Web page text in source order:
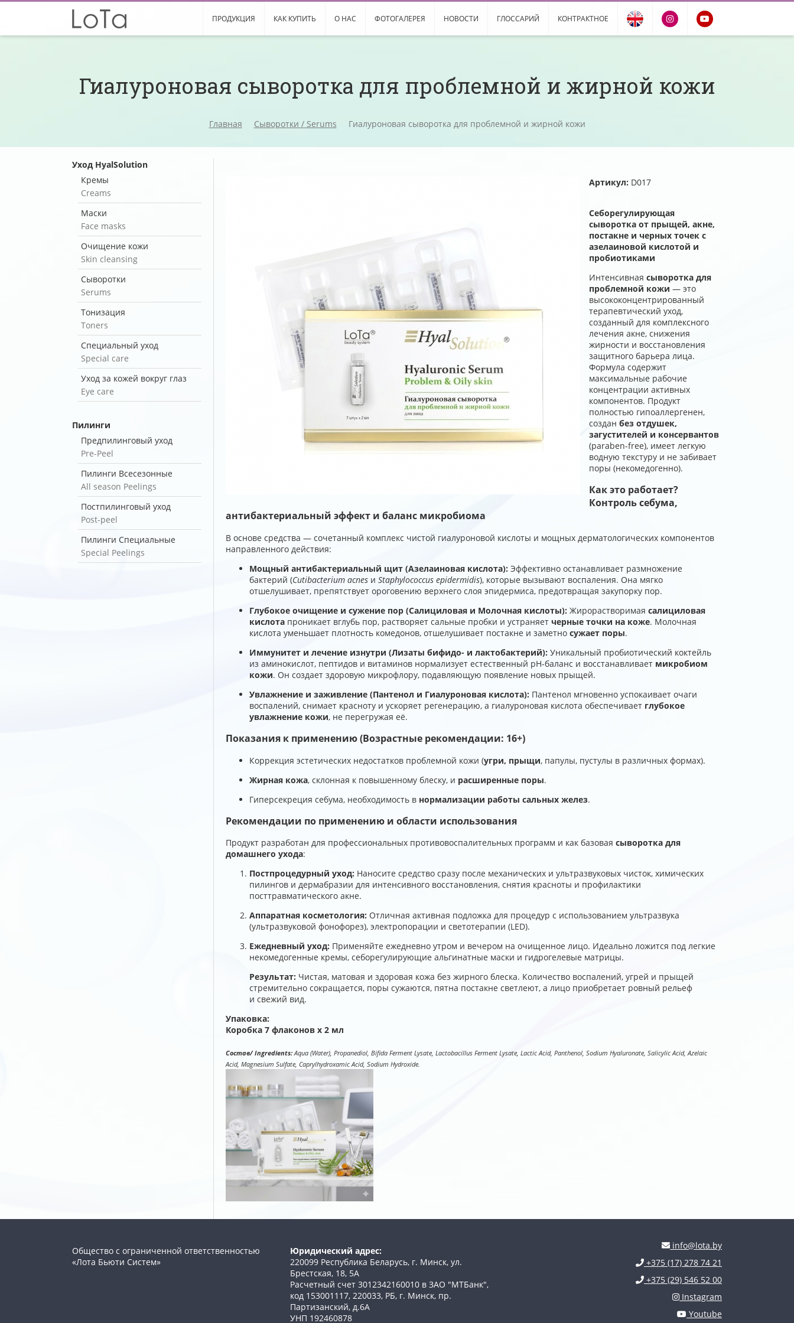
ПРОДУКЦИЯ КАК КУПИТЬ О НАС ФОТОГАЛЕРЕЯ НОВОСТИ ГЛОССАРИЙ КОНТРАКТНОЕ
Гиалуроновая сыворотка для проблемной и жирной кожи
Главная Сыворотки / Serums Гиалуроновая сыворотка для проблемной и жирной кожи
Уход HyalSolution
Кремы
Creams
Маски
Face masks
Очищение кожи
Skin cleansing
Сыворотки
Serums
Тонизация
Toners
Специальный уход
Special care
Уход за кожей вокруг глаз
Eye care
Пилинги
Предпилинговый уход
Pre-Peel
Пилинги Всесезонные
All season Peelings
Постпилинговый уход
Post-peel
Пилинги Специальные
Special Peelings
Артикул: D017
Себорегулирующая
сыворотка от прыщей, акне,
постакне и черных точек с
азелаиновой кислотой и
пробиотиками
Интенсивная сыворотка для
проблемной кожи — это
высококонцентрированный
терапевтический уход,
созданный для комплексного
лечения акне, снижения
жирности и восстановления
защитного барьера лица.
Формула содержит
максимальные рабочие
концентрации активных
компонентов. Продукт
полностью гипоаллергенен,
создан без отдушек,
загустителей и консервантов
(paraben-free), имеет легкую
водную текстуру и не забивает
поры (некомедогенно).
Как это работает?
Контроль себума,
антибактериальный эффект и баланс микробиома
В основе средства — сочетанный комплекс чистой гиалуроновой кислоты и мощных дерматологических компонентов
направленного действия:
Мощный антибактериальный щит (Азелаиновая кислота): Эффективно останавливает размножение
бактерий (Cutibacterium acnes и Staphylococcus epidermidis), которые вызывают воспаления. Она мягко
отшелушивает, препятствует ороговению верхнего слоя эпидермиса, предотвращая закупорку пор.
Глубокое очищение и сужение пор (Салициловая и Молочная кислоты): Жирорастворимая салициловая
кислота проникает вглубь пор, растворяет сальные пробки и устраняет черные точки на коже. Молочная
кислота уменьшает плотность комедонов, отшелушивает постакне и заметно сужает поры.
Иммунитет и лечение изнутри (Лизаты бифидо- и лактобактерий): Уникальный пробиотический коктейль
из аминокислот, пептидов и витаминов нормализует естественный pH-баланс и восстанавливает микробиом
кожи. Он создает здоровую микрофлору, подавляющую появление новых прыщей.
Увлажнение и заживление (Пантенол и Гиалуроновая кислота): Пантенол мгновенно успокаивает очаги
воспалений, снимает красноту и ускоряет регенерацию, а гиалуроновая кислота обеспечивает глубокое
увлажнение кожи, не перегружая её.
Показания к применению (Возрастные рекомендации: 16+)
Коррекция эстетических недостатков проблемной кожи (угри, прыщи, папулы, пустулы в различных формах).
Жирная кожа, склонная к повышенному блеску, и расширенные поры.
Гиперсекреция себума, необходимость в нормализации работы сальных желез.
Рекомендации по применению и области использования
Продукт разработан для профессиональных противовоспалительных программ и как базовая сыворотка для
домашнего ухода:
Постпроцедурный уход: Наносите средство сразу после механических и ультразвуковых чисток, химических
пилингов и дермабразии для интенсивного восстановления, снятия красноты и профилактики
посттравматического акне.
Аппаратная косметология: Отличная активная подложка для процедур с использованием ультразвука
(ультразвуковой фонофорез), электропорации и светотерапии (LED).
Ежедневный уход: Применяйте ежедневно утром и вечером на очищенное лицо. Идеально ложится под легкие
некомедогенные кремы, себорегулирующие альгинатные маски и гидрогелевые матрицы.
Результат: Чистая, матовая и здоровая кожа без жирного блеска. Количество воспалений, угрей и прыщей
стремительно сокращается, поры сужаются, пятна постакне светлеют, а лицо приобретает ровный рельеф
и свежий вид.
Упаковка:
Коробка 7 флаконов х 2 мл
Состав/ Ingredients:Aqua (Water), Propanediol, Bifida Ferment Lysate, Lactobacillus Ferment Lysate, Lactic Acid, Panthenol, Sodium Hyaluronate, Salicylic Acid, Azelaic
Acid, Magnesium Sulfate, Caprylhydroxamic Acid, Sodium Hydroxide.
Общество с ограниченной ответственностью
«Лота Бьюти Систем»
Юридический адрес:
220099 Республика Беларусь, г. Минск, ул.
Брестская, 18, 5А
Расчетный счет 3012342160010 в ЗАО "МТБанк",
код 153001117, 220033, РБ, г. Минск, пр.
Партизанский, д.6А
УНП 192460878
info@lota.by
+375 (17) 278 74 21
+375 (29) 546 52 00
Instagram
Youtube